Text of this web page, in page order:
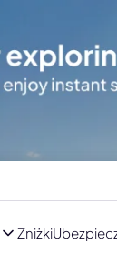
Zniżki